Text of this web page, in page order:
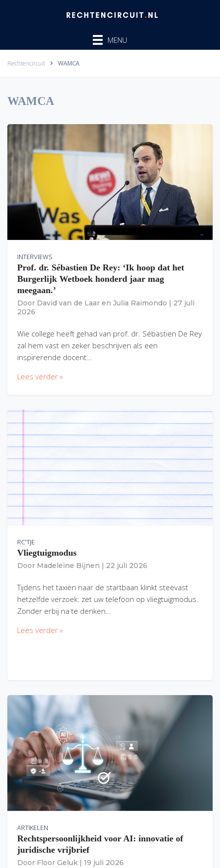
MENU
Rechtencircuit WAMCA
WAMCA
INTERVIEWS
Prof. dr. Sébastien De Rey: ‘Ik hoop dat het
Burgerlijk Wetboek honderd jaar mag
meegaan.’
Door David van de Laar en Julia Raimondo
27 juli
2026
Wie college heeft gehad van prof. dr. Sébastien De Rey
zal hem vast en zeker beschrijven als een
inspirerende docent…
Lees verder »
RC'TJE
Vliegtuigmodus
Door Madeleine Bijnen 22 juli 2026
Tijdens het taxiën naar de startbaan klinkt steevast
hetzelfde verzoek: zet uw telefoon op vliegtuigmodus.
Zonder erbij na te denken…
Lees verder »
ARTIKELEN
Rechtspersoonlijkheid voor AI: innovatie of
juridische vrijbrief
Door Floor Geluk 19 juli 2026